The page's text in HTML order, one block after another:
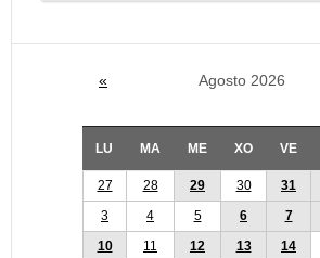
« Agosto 2026
LU MA ME XO VE
27 28 29 30 31
3
4 5 6 7
10
11 12 13 14